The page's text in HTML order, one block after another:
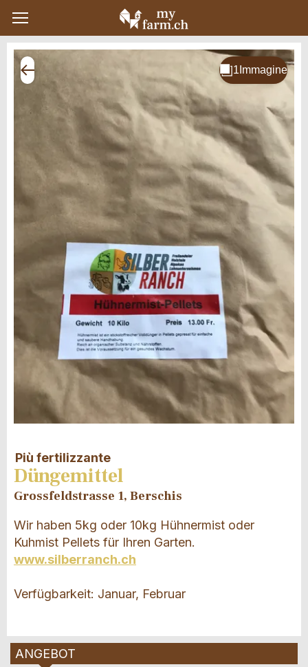
Più fertilizzante
Düngemittel
Grossfeldstrasse 1, Berschis
Wir haben 5kg oder 10kg Hühnermist oder
Kuhmist Pellets für Ihren Garten.
www.silberranch.ch
Verfügbarkeit: Januar, Februar
ANGEBOT